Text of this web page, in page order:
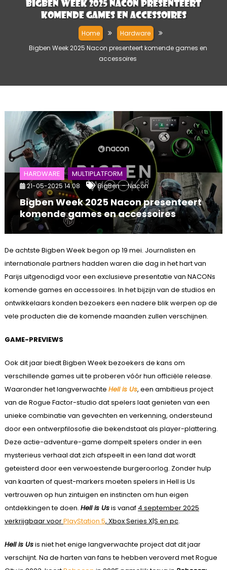
Bigben Week 2025 Nacon presenteert
komende games en accessoires
Home
Hardware
Bigben Week 2025 Nacon presenteert komende games en
accessoires
HARDWARE MULTIPLATFORM
21-05-2025 14:08 BigBen-Nacon
Bigben Week 2025 Nacon presenteert
komende games en accessoires
De achtste Bigben Week begon op 19 mei. Journalisten en
internationale partners hadden waren die dag in het hart van
Parijs uitgenodigd voor een exclusieve presentatie van NACONs
komende games en accessoires. In het bijzijn van de studios en
ontwikkelaars konden bezoekers een nadere blik werpen op de
vele producten die de komende maanden zullen verschijnen.
GAME-PREVIEWS
Ook dit jaar biedt Bigben Week bezoekers de kans om
verschillende games uit te proberen vóór hun officiële release.
Waaronder het langverwachte Hell is Us, een ambitieus project
van de Rogue Factor-studio dat spelers laat genieten van een
unieke combinatie van gevechten en verkenning, ondersteund
door een ontwerpfilosofie die bekendstaat als player-plattering.
Deze actie-adventure-game dompelt spelers onder in een
mysterieus verhaal dat zich afspeelt in een land dat wordt
geteisterd door een verwoestende burgeroorlog. Zonder hulp
van kaarten of quest-markers moeten spelers in Hell is Us
vertrouwen op hun zintuigen en instincten om hun eigen
ontdekkingen te doen. Hell is Usis vanaf 4 september 2025
verkrijgbaar voorPlayStation 5, Xbox Series X|S en pc.
Hell is Usis niet het enige langverwachte project dat dit jaar
verschijnt. Na de harten van fans te hebben veroverd met Rogue